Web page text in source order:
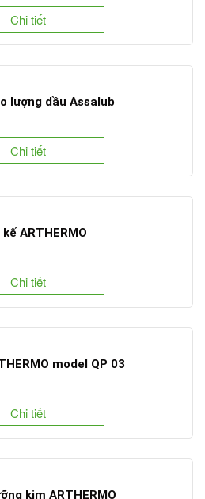
Chi tiết
lượng dầu Assalub
Chi tiết
ARTHERMO
Chi tiết
model QP 03
Chi tiết
kim ARTHERMO